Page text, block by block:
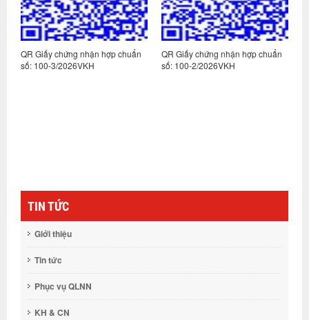
QR Giấy chứng nhận hợp chuẩn
số: 100-3/2026VKH
QR Giấy chứng nhận hợp chuẩn
số: 100-2/2026VKH
TIN TỨC
Giới thiệu
Tin tức
Phục vụ QLNN
KH & CN